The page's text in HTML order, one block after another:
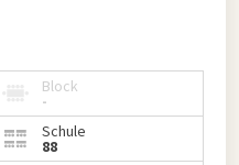
Block
-
Schule
88